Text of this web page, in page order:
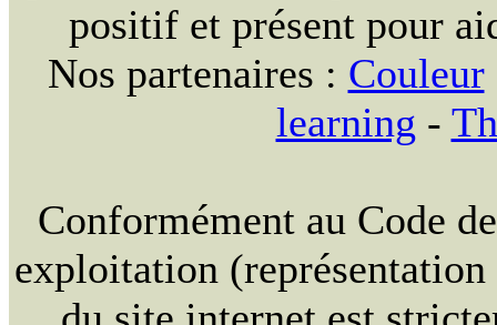
positif et présent pour
Nos partenaires : Couleur
learning -
Conformément au Code
exploitation